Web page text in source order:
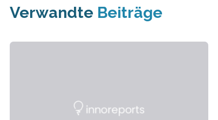
Verwandte Beiträge